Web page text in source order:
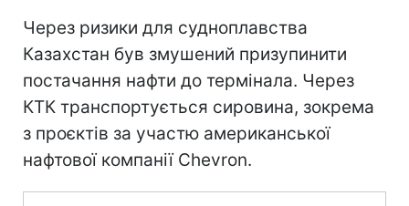
Через ризики для судноплавства
Казахстан був змушений призупинити
постачання нафти до термінала. Через
КТК транспортується сировина, зокрема
з проєктів за участю американської
нафтової компанії Chevron.